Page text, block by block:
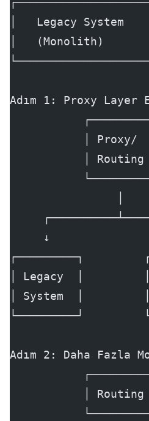
│   Legacy System
│   (Monolith)
Adım 1: Proxy Layer
│ Proxy/
│ Routing
↓
┌─────────┐
│ Legacy  │
│ System  │
└─────────┘
Adım 2: Daha Fazla
│ Routing